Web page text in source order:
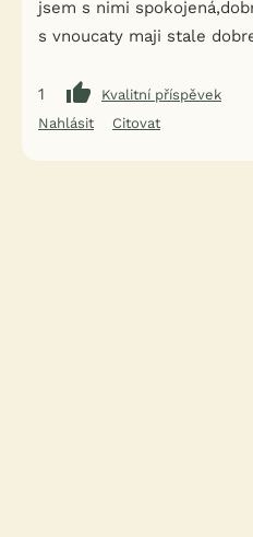
jsem s nimi
s vnoucaty maji stale
1
Kvalitní příspěvek
Nahlásit
Citovat